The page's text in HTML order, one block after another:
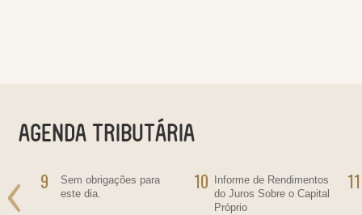
9
Sem obrigações para
este dia.
10
Informe de Rendimentos
do Juros Sobre o Capital
Próprio
11